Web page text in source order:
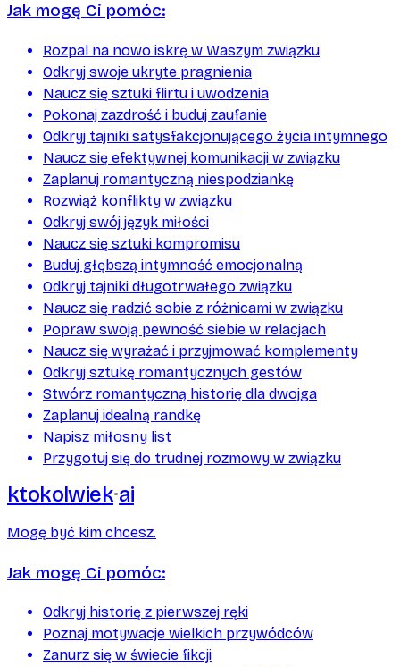
Jak mogę Ci pomóc:
Rozpal na nowo iskrę w Waszym związku
Odkryj swoje ukryte pragnienia
Naucz się sztuki flirtu i uwodzenia
Pokonaj zazdrość i buduj zaufanie
Odkryj tajniki satysfakcjonującego życia intymnego
Naucz się efektywnej komunikacji w związku
Zaplanuj romantyczną niespodziankę
Rozwiąż konflikty w związku
Odkryj swój język miłości
Naucz się sztuki kompromisu
Buduj głębszą intymność emocjonalną
Odkryj tajniki długotrwałego związku
Naucz się radzić sobie z różnicami w związku
Popraw swoją pewność siebie w relacjach
Naucz się wyrażać i przyjmować komplementy
Odkryj sztukę romantycznych gestów
Stwórz romantyczną historię dla dwojga
Zaplanuj idealną randkę
Napisz miłosny list
Przygotuj się do trudnej rozmowy w związku
ktokolwiek ai
Mogę być kim chcesz.
Jak mogę Ci pomóc:
Odkryj historię z pierwszej ręki
Poznaj motywacje wielkich przywódców
Zanurz się w świecie fikcji